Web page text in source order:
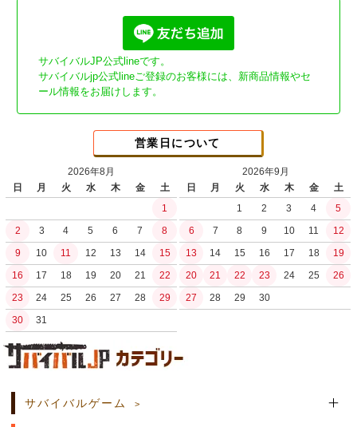
サバイバルJP公式lineです。
サバイバルjp公式lineご登録のお客様には、新商品情報やセ
ール情報をお届けします。
営業日について
2026年8月
日
月 火 水 木 金
土
1
2
3 4 5 6 7
8
9
10 11 12 13 14
15
16
17 18 19 20 21
22
23
24 25 26 27 28
29
30
31
2026年9月
日
月 火 水 木 金
土
1
2 3 4
5
6
7 8 9 10 11
12
13
14 15 16 17 18
19
20
21 22 23 24 25
26
27
28 29 30
土日祝日の商品発送はございません。
サバイバルゲーム